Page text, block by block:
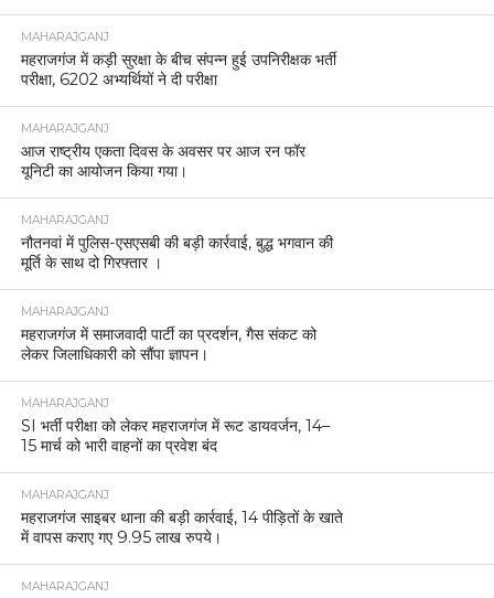
MAHARAJGANJ
महराजगंज में कड़ी सुरक्षा के बीच संपन्न हुई उपनिरीक्षक भर्ती
परीक्षा, 6202 अभ्यर्थियों ने दी परीक्षा
MAHARAJGANJ
आज राष्ट्रीय एकता दिवस के अवसर पर आज रन फॉर
यूनिटी का आयोजन किया गया।
MAHARAJGANJ
नौतनवां में पुलिस-एसएसबी की बड़ी कार्रवाई, बुद्ध भगवान की
मूर्ति के साथ दो गिरफ्तार ।
MAHARAJGANJ
महराजगंज में समाजवादी पार्टी का प्रदर्शन, गैस संकट को
लेकर जिलाधिकारी को सौंपा ज्ञापन।
MAHARAJGANJ
SI भर्ती परीक्षा को लेकर महराजगंज में रूट डायवर्जन, 14–
15 मार्च को भारी वाहनों का प्रवेश बंद
MAHARAJGANJ
महराजगंज साइबर थाना की बड़ी कार्रवाई, 14 पीड़ितों के खाते
में वापस कराए गए 9.95 लाख रुपये।
MAHARAJGANJ